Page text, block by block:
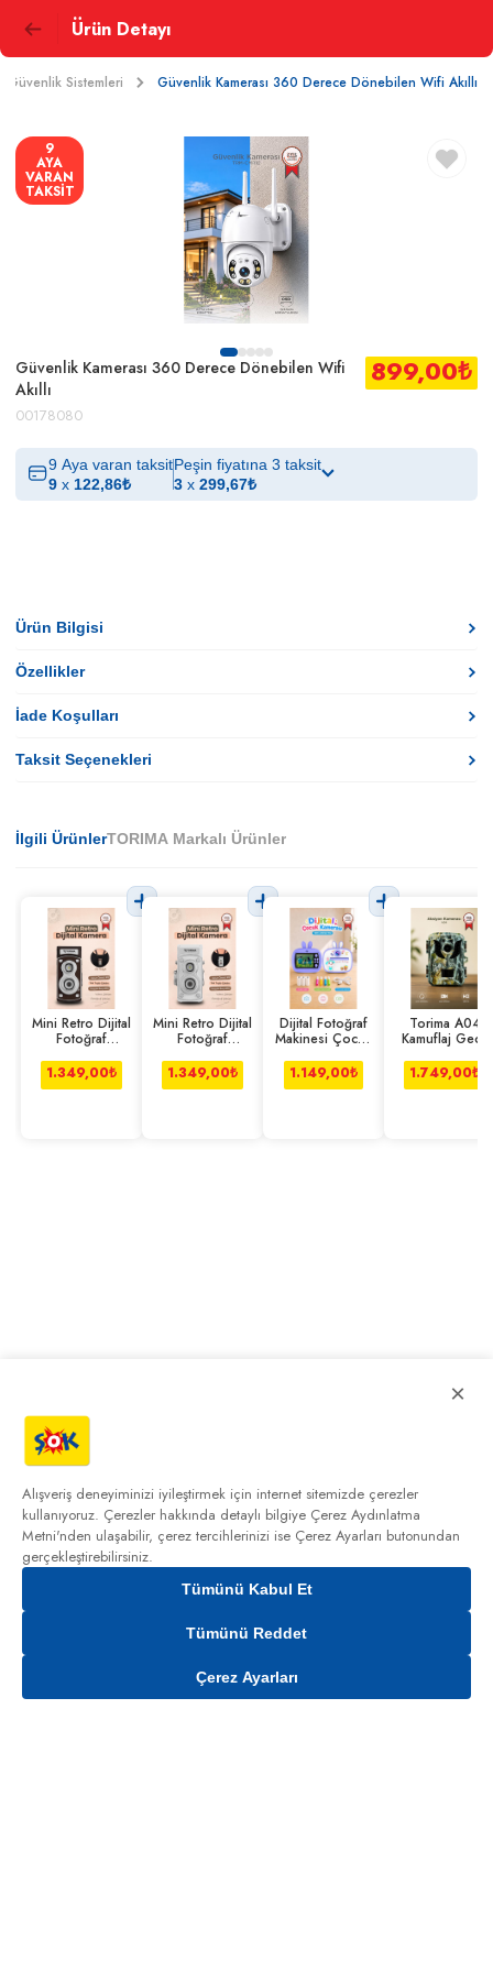
Ürün Detayı
Güvenlik Sistemleri Güvenlik Kamerası 360 Derece Dönebilen Wifi Akıllı
9
AYA
VARAN
TAKSİT
Güvenlik Kamerası 360 Derece Dönebilen Wifi
Akıllı
00178080
899,00₺
Sepete Ekle
9 Aya varan taksit
9 x 122,86₺
Peşin fiyatına 3 taksit
3 x 299,67₺
Ürün Bilgisi
Özellikler
İade Koşulları
Taksit Seçenekleri
İlgili ÜrünlerTORIMA Markalı Ürünler
Mini Retro Dijital
Fotoğraf
Kamera
1.349,00₺
Mini Retro Dijital
Fotoğraf
Kamera
1.349,00₺
Dijital Fotoğraf
Makinesi Çocuk
Kağıt
1.149,00₺
Torima A04
Kamuflaj Gece
Dayanıklı Av
1.749,00₺
×
Alışveriş deneyiminizi iyileştirmek için internet sitemizde çerezler
kullanıyoruz. Çerezler hakkında detaylı bilgiye Çerez Aydınlatma
Metni'nden ulaşabilir, çerez tercihlerinizi ise Çerez Ayarları butonundan
gerçekleştirebilirsiniz.
Tümünü Kabul Et
Tümünü Reddet
Çerez Ayarları